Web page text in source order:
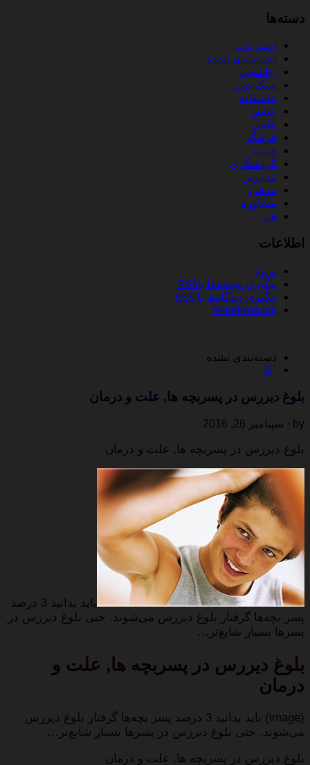
دسته‌ها
اخبار برتر
دسته‌بندی نشده
زناشویی
سبک برتر
عاشقانه
عشق
علمی
فرهنگ
قیمت
گردشگری
مد برتر
مذهب
مشاوره
هنر
اطلاعات
ورود
پیگیری نوشته‌ها باRSS
پیگیری دیدگاه‌ها با RSS
WordPress.org
دسته‌بندی نشده
0
بلوغ دیررس در پسربچه ها, علت و درمان
by · سپتامبر 26, 2016
بلوغ دیررس در پسربچه ها, علت و درمان
باید بدانید 3 درصد
پسر بچه‌ها گرفتار بلوغ دیررس می‌شوند. حتی بلوغ دیررس در
پسرها بسیار شایع‌تر…
بلوغ دیررس در پسربچه ها, علت و
درمان
(image) باید بدانید 3 درصد پسر بچه‌ها گرفتار بلوغ دیررس
می‌شوند. حتی بلوغ دیررس در پسرها بسیار شایع‌تر…
بلوغ دیررس در پسربچه ها, علت و درمان